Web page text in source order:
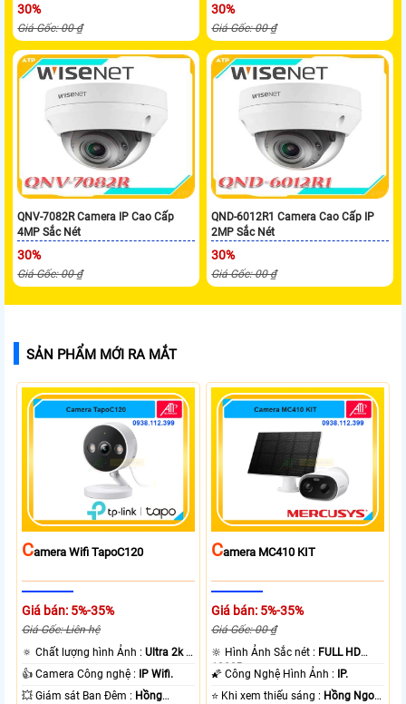
30%
Giá Gốc: 00 ₫
30%
Giá Gốc: 00 ₫
QNV-7082R Camera IP Cao Cấp
4MP Sắc Nét
30%
Giá Gốc: 00 ₫
QND-6012R1 Camera Cao Cấp IP
2MP Sắc Nét
30%
Giá Gốc: 00 ₫
SẢN PHẨM MỚI RA MẮT
CAmera Wifi TapoC120
Giá bán: 5%-35%
Giá Gốc: Liên hệ
🔅 Chất lượng hình Ảnh :Ultra 2k +
.
👍 Camera Công nghệ :
IP Wifi.
💥 Giám sát Ban Đêm : Hồng
CAmera MC410 KIT
Giá bán: 5%-35%
Giá Gốc: 00 ₫
🔆 Hình Ảnh Sắc nét : FULL HD
1080P .
🌠 Công Nghệ Hình Ảnh :
IP.
⭐ Khi xem thiếu sáng : Hồng Ngoại